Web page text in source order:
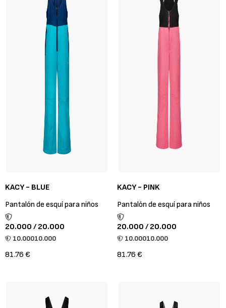
KACY - BLUE
Pantalón de esquí para niños
20.000 / 20.000
10.00010.000
81.76 €
KACY - PINK
Pantalón de esquí para niños
20.000 / 20.000
10.00010.000
81.76 €